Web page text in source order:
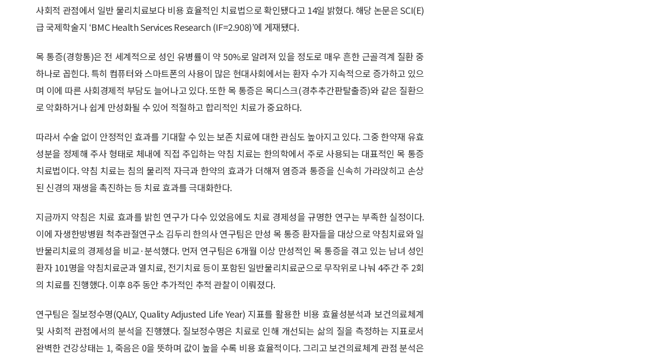
사회적 관점에서 일반 물리치료보다 비용 효율적인 치료법으로 확인됐다고 14일 밝혔다. 해당 논문은 SCI(E)
급 국제학술지 ‘BMC Health Services Research (IF=2.908)’에 게재됐다.
목 통증(경항통)은 전 세계적으로 성인 유병률이 약 50%로 알려져 있을 정도로 매우 흔한 근골격계 질환 중
하나로 꼽힌다. 특히 컴퓨터와 스마트폰의 사용이 많은 현대사회에서는 환자 수가 지속적으로 증가하고 있으
며 이에 따른 사회경제적 부담도 늘어나고 있다. 또한 목 통증은 목디스크(경추추간판탈출증)와 같은 질환으
로 악화하거나 쉽게 만성화될 수 있어 적절하고 합리적인 치료가 중요하다.
따라서 수술 없이 안정적인 효과를 기대할 수 있는 보존 치료에 대한 관심도 높아지고 있다. 그중 한약재 유효
성분을 정제해 주사 형태로 체내에 직접 주입하는 약침 치료는 한의학에서 주로 사용되는 대표적인 목 통증
치료법이다. 약침 치료는 침의 물리적 자극과 한약의 효과가 더해져 염증과 통증을 신속히 가라앉히고 손상
된 신경의 재생을 촉진하는 등 치료 효과를 극대화한다.
지금까지 약침은 치료 효과를 밝힌 연구가 다수 있었음에도 치료 경제성을 규명한 연구는 부족한 실정이다.
이에 자생한방병원 척추관절연구소 김두리 한의사 연구팀은 만성 목 통증 환자들을 대상으로 약침치료와 일
반물리치료의 경제성을 비교·분석했다. 먼저 연구팀은 6개월 이상 만성적인 목 통증을 겪고 있는 남녀 성인
환자 101명을 약침치료군과 열치료, 전기치료 등이 포함된 일반물리치료군으로 무작위로 나눠 4주간 주 2회
의 치료를 진행했다. 이후 8주 동안 추가적인 추적 관찰이 이뤄졌다.
연구팀은 질보정수명(QALY, Quality Adjusted Life Year) 지표를 활용한 비용 효율성분석과 보건의료체계
및 사회적 관점에서의 분석을 진행했다. 질보정수명은 치료로 인해 개선되는 삶의 질을 측정하는 지표로서
완벽한 건강상태는 1, 죽음은 0을 뜻하며 값이 높을 수록 비용 효율적이다. 그리고 보건의료체계 관점 분석은